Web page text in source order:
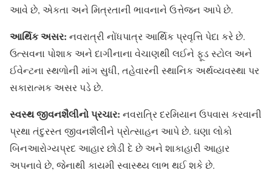
આવે છે, એકતા અને મિત્રતાની ભાવનાને ઉત્તેજન આપે છે.
આર્થિક અસર: નવરાત્રી નોંધપાત્ર આર્થિક પ્રવૃત્તિ પેદા કરે છે.
ઉત્સવના પોશાક અને દાગીનાના વેચાણથી લઈને ફૂડ સ્ટોલ અને
ઈવેન્ટના સ્થળોની માંગ સુધી, તહેવારની સ્થાનિક અર્થવ્યવસ્થા પર
સકારાત્મક અસર પડે છે.
સ્વસ્થ જીવનશૈલીનો પ્રચાર: નવરાત્રિ દરમિયાન ઉપવાસ કરવાની
પ્રથા તંદુરસ્ત જીવનશૈલીને પ્રોત્સાહન આપે છે. ઘણા લોકો
બિનઆરોગ્યપ્રદ આહાર છોડી દે છે અને શાકાહારી આહાર
અપનાવે છે, જેનાથી કાયમી સ્વાસ્થ્ય લાભ થઈ શકે છે.